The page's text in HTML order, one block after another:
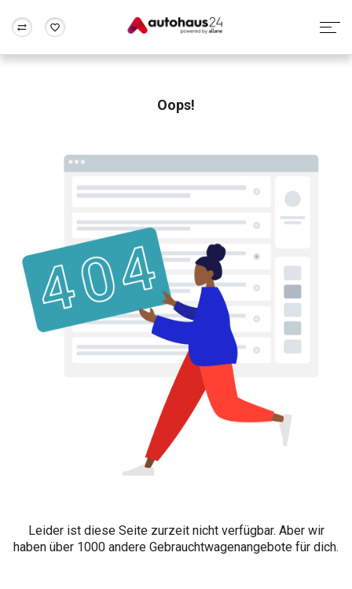
Rund um die Inzahlungnahme
Oops!
Leider ist diese Seite zurzeit nicht verfügbar. Aber wir
haben über 1000 andere Gebrauchtwagenangebote für dich.